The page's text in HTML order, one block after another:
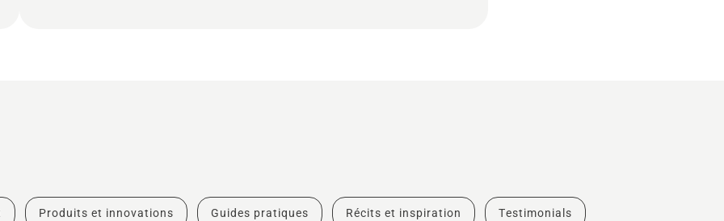
Produits et innovations Guides pratiques Récits et inspiration Testimonials